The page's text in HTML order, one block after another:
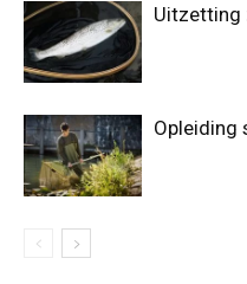
Uitzetting
Opleiding